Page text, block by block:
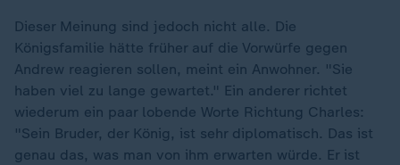
Dieser Meinung sind jedoch nicht alle. Die
Königsfamilie hätte früher auf die Vorwürfe gegen
Andrew reagieren sollen, meint ein Anwohner. "Sie
haben viel zu lange gewartet." Ein anderer richtet
wiederum ein paar lobende Worte Richtung Charles:
"Sein Bruder, der König, ist sehr diplomatisch. Das ist
genau das, was man von ihm erwarten würde. Er ist